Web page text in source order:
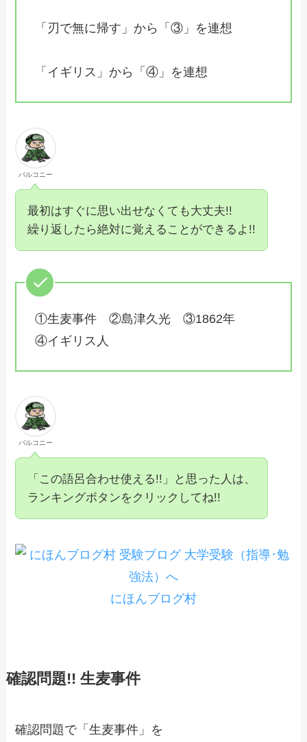
「刃で無に帰す」から「③」を連想
「イギリス」から「④」を連想
バルコニー
最初はすぐに思い出せなくても大丈夫!!
繰り返したら絶対に覚えることができるよ!!
①生麦事件 ②島津久光 ③1862年
④イギリス人
バルコニー
「この語呂合わせ使える!!」と思った人は、
ランキングボタンをクリックしてね!!
にほんブログ村
確認問題!! 生麦事件
確認問題で「生麦事件」を